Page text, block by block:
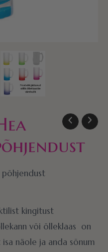
põhjendust
kingitust
või õlleklaas on
näole ja anda sõnum